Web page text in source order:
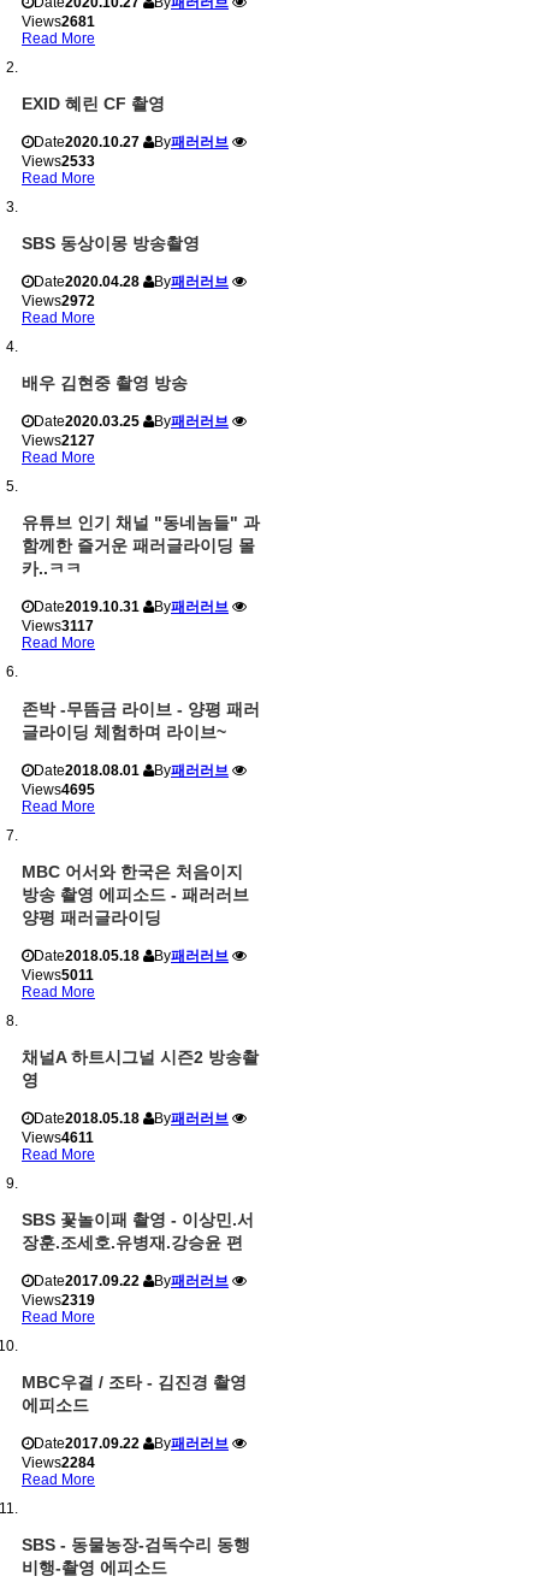
Views2681
Read More
EXID 혜린 CF 촬영
Date2020.10.27 By패러러브
Views2533
Read More
SBS 동상이몽 방송촬영
Date2020.04.28 By패러러브
Views2972
Read More
배우 김현중 촬영 방송
Date2020.03.25 By패러러브
Views2127
Read More
유튜브 인기 채널 "동네놈들" 과
함께한 즐거운 패러글라이딩 몰
카..ㅋㅋ
Date2019.10.31 By패러러브
Views3117
Read More
존박 -무뜸금 라이브 - 양평 패러
글라이딩 체험하며 라이브~
Date2018.08.01 By패러러브
Views4695
Read More
MBC 어서와 한국은 처음이지
방송 촬영 에피소드 - 패러러브
양평 패러글라이딩
Date2018.05.18 By패러러브
Views5011
Read More
채널A 하트시그널 시즌2 방송촬
영
Date2018.05.18 By패러러브
Views4611
Read More
SBS 꽃놀이패 촬영 - 이상민.서
장훈.조세호.유병재.강승윤 편
Date2017.09.22 By패러러브
Views2319
Read More
MBC우결 / 조타 - 김진경 촬영
에피소드
Date2017.09.22 By패러러브
Views2284
Read More
SBS - 동물농장-검독수리 동행
비행-촬영 에피소드